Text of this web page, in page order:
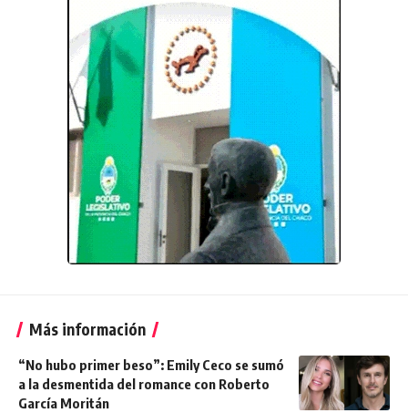
Más información
“No hubo primer beso”: Emily Ceco se sumó
a la desmentida del romance con Roberto
García Moritán